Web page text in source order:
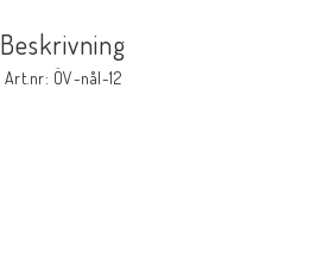
Beskrivning
Art.nr: ÖV-nål-12